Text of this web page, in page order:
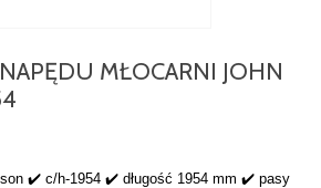
MŁOCARNI JOHN
✔️ c/h-1954 ✔️ długość 1954 mm ✔️ pasy